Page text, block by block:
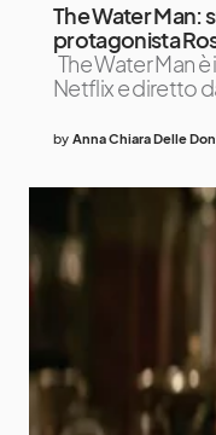
The Water Man:
protagonista
The Water Man
Netflix e diretto
by Anna Chiara Delle